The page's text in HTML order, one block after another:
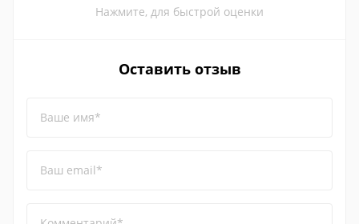
Нажмите, для быстрой оценки
Оставить отзыв
Ваше имя*
Ваш email*